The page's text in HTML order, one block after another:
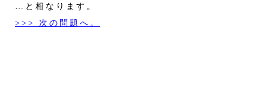
…と相なります。
>>> 次の問題へ。